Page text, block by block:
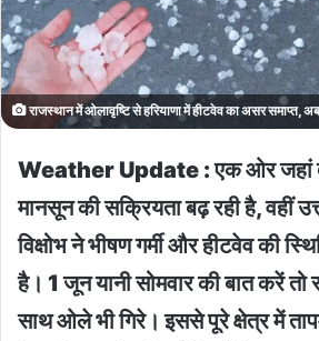
राजस्थान में ओलावृष्टि से हरियाणा में हीटवेव का असर समाप्त, अब
Weather Update : एक ओर जहां
मानसून की सक्रियता बढ़ रही है, वहीं
विक्षोभ ने भीषण गर्मी और हीटवेव की
है। 1 जून यानी सोमवार की बात करें तो
साथ ओले भी गिरे। इससे पूरे क्षेत्र में